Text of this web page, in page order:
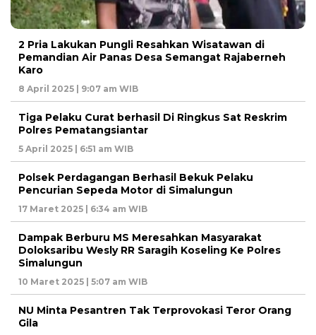
2 Pria Lakukan Pungli Resahkan Wisatawan di
Pemandian Air Panas Desa Semangat Rajaberneh
Karo
8 April 2025 | 9:07 am WIB
Tiga Pelaku Curat berhasil Di Ringkus Sat Reskrim
Polres Pematangsiantar
5 April 2025 | 6:51 am WIB
Polsek Perdagangan Berhasil Bekuk Pelaku
Pencurian Sepeda Motor di Simalungun
17 Maret 2025 | 6:34 am WIB
Dampak Berburu MS Meresahkan Masyarakat
Doloksaribu Wesly RR Saragih Koseling Ke Polres
Simalungun
10 Maret 2025 | 5:07 am WIB
NU Minta Pesantren Tak Terprovokasi Teror Orang
Gila